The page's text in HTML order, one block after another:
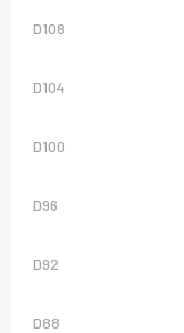
D108
D104
D100
D96
D92
D88